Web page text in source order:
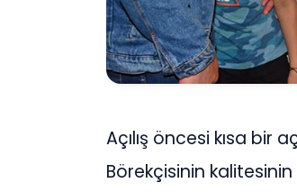
Açılış öncesi kısa bir
Börekçisinin